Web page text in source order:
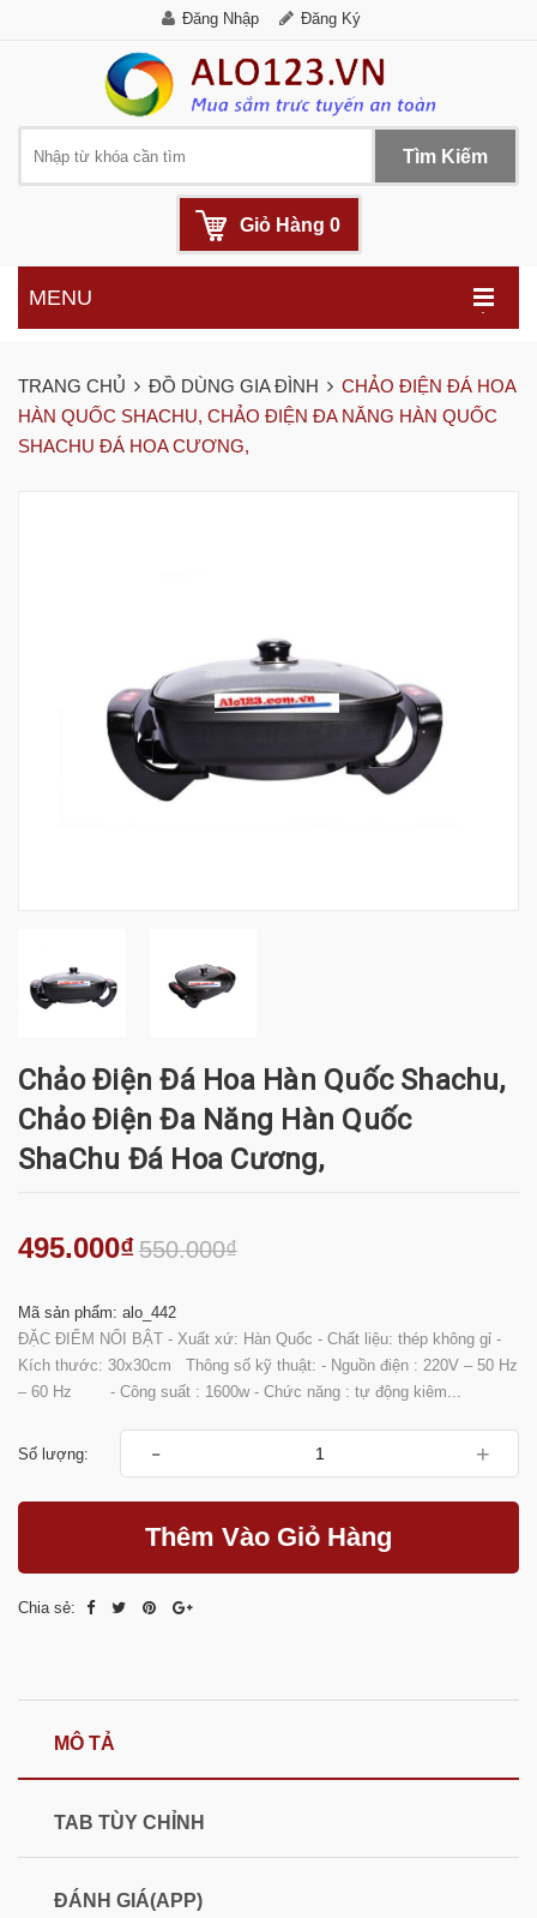
Đăng Nhập Đăng Ký
Tìm Kiếm
Giỏ Hàng 0
.
MENU
TRANG CHỦ ĐỒ DÙNG GIA ĐÌNH
CHẢO ĐIỆN ĐÁ HOA
HÀN QUỐC SHACHU, CHẢO ĐIỆN ĐA NĂNG HÀN QUỐC
SHACHU ĐÁ HOA CƯƠNG,
Chảo Điện Đá Hoa Hàn Quốc Shachu,
Chảo Điện Đa Năng Hàn Quốc
ShaChu Đá Hoa Cương,
495.000₫550.000₫
Mã sản phẩm: alo_442
ĐẶC ĐIỂM NỔI BẬT - Xuất xứ: Hàn Quốc - Chất liệu: thép không gỉ -
Kích thước: 30x30cm Thông số kỹ thuật: - Nguồn điện : 220V – 50 Hz
– 60 Hz - Công suất : 1600w - Chức năng : tự động kiêm...
Số lượng: - +
Thêm Vào Giỏ Hàng
Chia sẻ:
MÔ TẢ
TAB TÙY CHỈNH
ĐÁNH GIÁ(APP)